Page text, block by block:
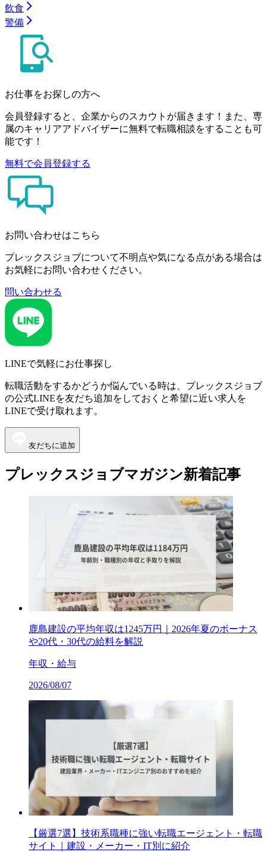
飲食
警備
お仕事をお探しの方へ
会員登録すると、企業からのスカウトが届きます！また、専
属のキャリアアドバイザーに無料で転職相談をすることも可
能です！
無料で会員登録する
お問い合わせはこちら
プレックスジョブについて不明点や気になる点がある場合は
お気軽にお問い合わせください。
問い合わせる
LINEで気軽にお仕事探し
転職活動をするかどうか悩んでいる時は、プレックスジョブ
の公式LINEを友だち追加をしておくと希望に近い求人を
LINEで受け取れます。
友だちに追加
プレックスジョブマガジン新着記事
鹿島建設の平均年収は1245万円｜2026年夏のボーナス
や20代・30代の給料を解説
年収・給与
2026/08/07
【厳選7選】技術系職種に強い転職エージェント・転職
サイト｜建設・メーカー・IT別に紹介